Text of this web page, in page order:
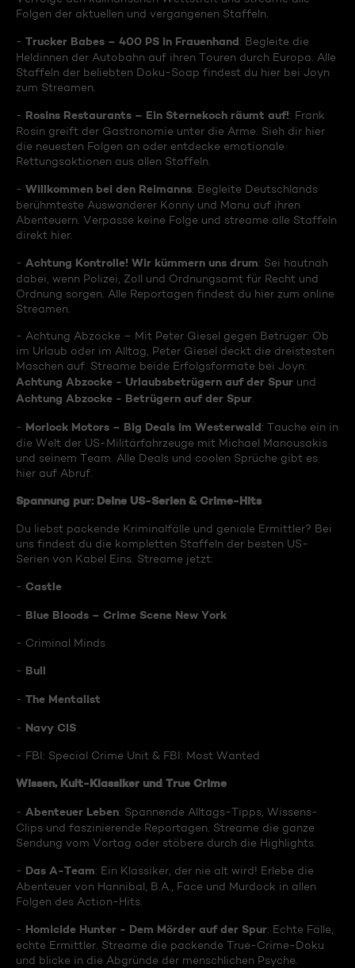
Folgen der aktuellen und vergangenen Staffeln.
- Trucker Babes – 400 PS in Frauenhand: Begleite die
Heldinnen der Autobahn auf ihren Touren durch Europa. Alle
Staffeln der beliebten Doku-Soap findest du hier bei Joyn
zum Streamen.
- Rosins Restaurants – Ein Sternekoch räumt auf!: Frank
Rosin greift der Gastronomie unter die Arme. Sieh dir hier
die neuesten Folgen an oder entdecke emotionale
Rettungsaktionen aus allen Staffeln.
- Willkommen bei den Reimanns: Begleite Deutschlands
berühmteste Auswanderer Konny und Manu auf ihren
Abenteuern. Verpasse keine Folge und streame alle Staffeln
direkt hier.
- Achtung Kontrolle! Wir kümmern uns drum: Sei hautnah
dabei, wenn Polizei, Zoll und Ordnungsamt für Recht und
Ordnung sorgen. Alle Reportagen findest du hier zum online
Streamen.
- Achtung Abzocke – Mit Peter Giesel gegen Betrüger: Ob
im Urlaub oder im Alltag, Peter Giesel deckt die dreistesten
Maschen auf. Streame beide Erfolgsformate bei Joyn:
Achtung Abzocke - Urlaubsbetrügern auf der Spur und
Achtung Abzocke - Betrügern auf der Spur
- Morlock Motors – Big Deals im Westerwald: Tauche ein in
die Welt der US-Militärfahrzeuge mit Michael Manousakis
und seinem Team. Alle Deals und coolen Sprüche gibt es
hier auf Abruf.
Spannung pur: Deine US-Serien & Crime-Hits
Du liebst packende Kriminalfälle und geniale Ermittler? Bei
uns findest du die kompletten Staffeln der besten US-
Serien von Kabel Eins. Streame jetzt:
- Castle
- Blue Bloods – Crime Scene New York
- Criminal Minds
- Bull
- The Mentalist
- Navy CIS
- FBI: Special Crime Unit & FBI: Most Wanted
Wissen, Kult-Klassiker und True Crime
- Abenteuer Leben: Spannende Alltags-Tipps, Wissens-
Clips und faszinierende Reportagen. Streame die ganze
Sendung vom Vortag oder stöbere durch die Highlights.
- Das A-Team: Ein Klassiker, der nie alt wird! Erlebe die
Abenteuer von Hannibal, B.A., Face und Murdock in allen
Folgen des Action-Hits.
- Homicide Hunter - Dem Mörder auf der Spur: Echte Fälle,
echte Ermittler. Streame die packende True-Crime-Doku
und blicke in die Abgründe der menschlichen Psyche.